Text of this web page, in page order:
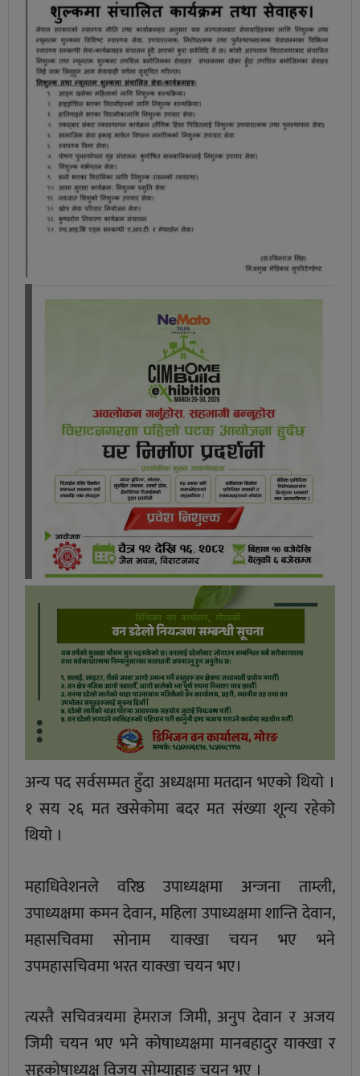
अन्य पद सर्वसम्मत हुँदा अध्यक्षमा मतदान भएको थियो ।
१ सय २६ मत खसेकोमा बदर मत संख्या शून्य रहेको
थियो ।
महाधिवेशनले वरिष्ठ उपाध्यक्षमा अन्जना ताम्ली,
उपाध्यक्षमा कमन देवान, महिला उपाध्यक्षमा शान्ति देवान,
महासचिवमा सोनाम याक्खा चयन भए भने
उपमहासचिवमा भरत याक्खा चयन भए।
त्यस्तै सचिवत्रयमा हेमराज जिमी, अनुप देवान र अजय
जिमी चयन भए भने कोषाध्यक्षमा मानबहादुर याक्खा र